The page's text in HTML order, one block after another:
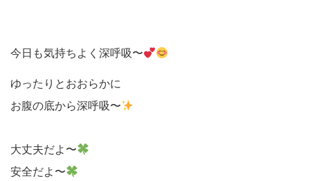
今日も気持ちよく深呼吸〜
ゆったりとおおらかに
お腹の底から深呼吸〜
大丈夫だよ〜
安全だよ〜